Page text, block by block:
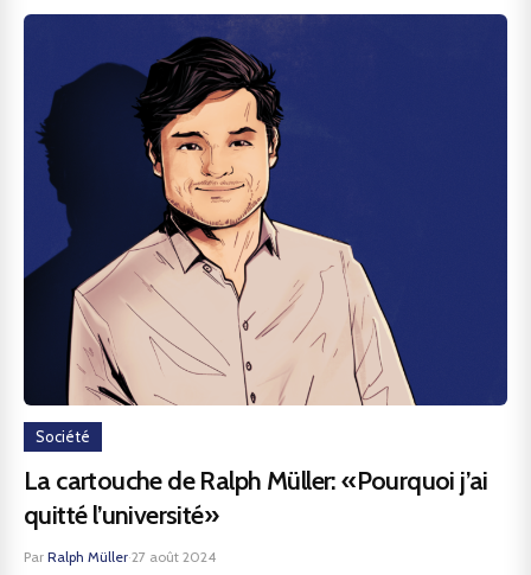
Société
La cartouche de Ralph Müller: «Pourquoi j’ai
quitté l’université»
Par Ralph Müller·27 août 2024